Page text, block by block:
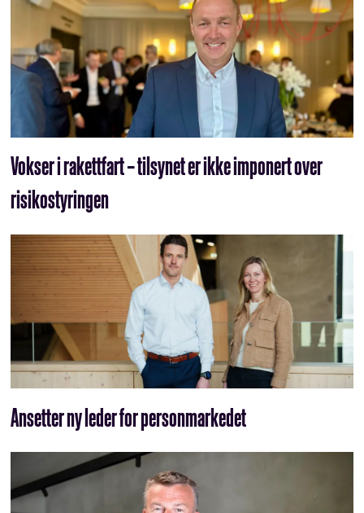
Vokser i rakettfart – tilsynet er ikke imponert over
risikostyringen
Ansetter ny leder for personmarkedet